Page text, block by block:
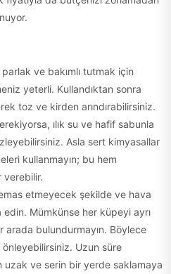
ve bakımlı tutmak için
yeterli. Kullandıktan sonra
toz ve kirden arındırabilirsiniz.
ılık su ve hafif sabunla
Asla sert kimyasallar
kullanmayın; bu hem
verebilir.
etmeyecek şekilde ve hava
Mümkünse her küpeyi ayrı
arada bulundurmayın. Böylece
Uzun süre
uzak ve serin bir yerde saklamaya